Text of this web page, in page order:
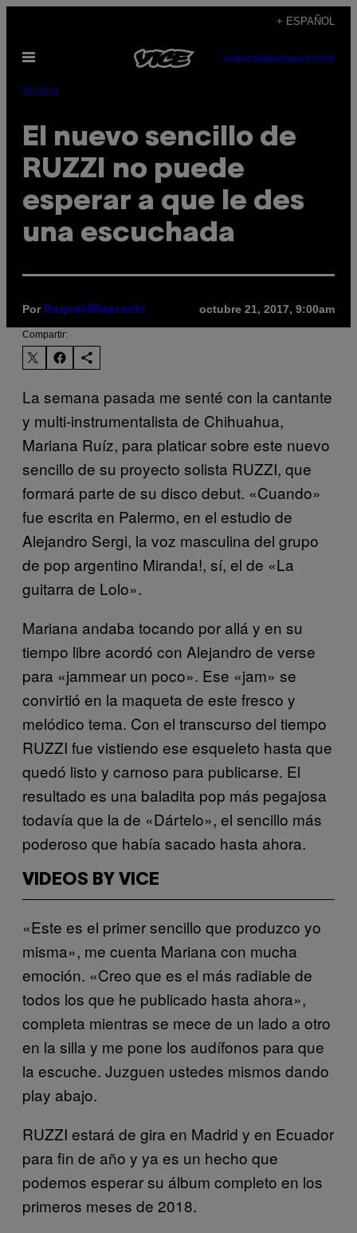
contenido
+ ESPAÑOL
Abrir
SUBSCRIBENEWSLETTER
Música
El nuevo sencillo de
RUZZI no puede
esperar a que le des
una escuchada
Por Raquel Miserachi octubre 21, 2017, 9:00am
Compartir:
La semana pasada me senté con la cantante
y multi-instrumentalista de Chihuahua,
Mariana Ruíz, para platicar sobre este nuevo
sencillo de su proyecto solista RUZZI, que
formará parte de su disco debut. «Cuando»
fue escrita en Palermo, en el estudio de
Alejandro Sergi, la voz masculina del grupo
de pop argentino Miranda!, sí, el de «La
guitarra de Lolo».
Mariana andaba tocando por allá y en su
tiempo libre acordó con Alejandro de verse
para «jammear un poco». Ese «jam» se
convirtió en la maqueta de este fresco y
melódico tema. Con el transcurso del tiempo
RUZZI fue vistiendo ese esqueleto hasta que
quedó listo y carnoso para publicarse. El
resultado es una baladita pop más pegajosa
todavía que la de «Dártelo», el sencillo más
poderoso que había sacado hasta ahora.
VIDEOS BY VICE
«Este es el primer sencillo que produzco yo
misma», me cuenta Mariana con mucha
emoción. «Creo que es el más radiable de
todos los que he publicado hasta ahora»,
completa mientras se mece de un lado a otro
en la silla y me pone los audífonos para que
la escuche. Juzguen ustedes mismos dando
play abajo.
RUZZI estará de gira en Madrid y en Ecuador
para fin de año y ya es un hecho que
podemos esperar su álbum completo en los
primeros meses de 2018.